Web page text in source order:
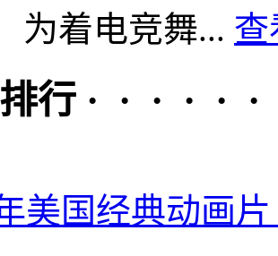
为着电竞舞... 查
行 · · · · · ·
美国经典动画